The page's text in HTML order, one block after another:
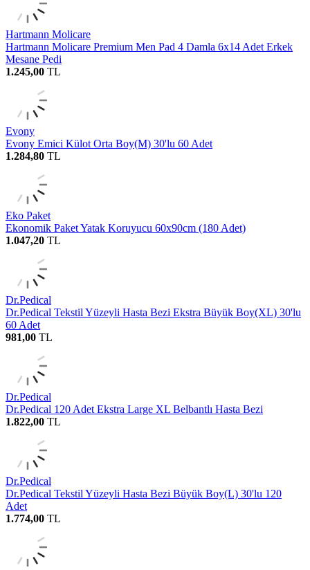
Hartmann Molicare
Hartmann Molicare Premium Men Pad 4 Damla 6x14 Adet Erkek
Mesane Pedi
1.245,00 TL
Evony
Evony Emici Külot Orta Boy(M) 30'lu 60 Adet
1.284,80 TL
Eko Paket
Ekonomik Paket Yatak Koruyucu 60x90cm (180 Adet)
1.047,20 TL
Dr.Pedical
Dr.Pedical Tekstil Yüzeyli Hasta Bezi Ekstra Büyük Boy(XL) 30'lu
60 Adet
981,00 TL
Dr.Pedical
Dr.Pedical 120 Adet Ekstra Large XL Belbantlı Hasta Bezi
1.822,00 TL
Dr.Pedical
Dr.Pedical Tekstil Yüzeyli Hasta Bezi Büyük Boy(L) 30'lu 120
Adet
1.774,00 TL